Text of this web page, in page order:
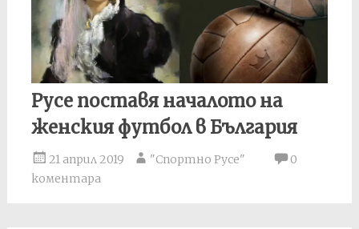
Русе поставя началото на
женския футбол в България
21 април 2019 "Спортно Русе"
0
коментара